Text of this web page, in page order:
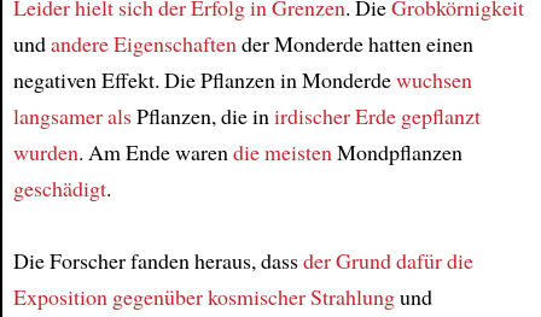
Leiderhielt sichder Erfolgin Grenzen. DieGrobkörnigkeit
undandere Eigenschaftender Monderde hatten einen
negativen Effekt. Die Pflanzen in Monderdewuchsen
langsamer alsPflanzen, die inirdischer Erde gepflanzt
wurden. Am Ende warendie meistenMondpflanzen
geschädigt.
Die Forscher fanden heraus, dassder Grund dafürdie
Exposition gegenüber kosmischer Strahlungund